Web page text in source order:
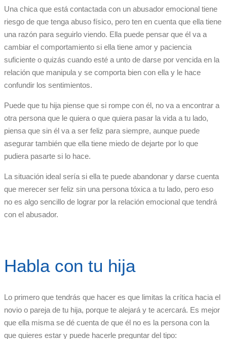
Una chica que está contactada con un abusador emocional tiene
riesgo de que tenga abuso físico, pero ten en cuenta que ella tiene
una razón para seguirlo viendo. Ella puede pensar que él va a
cambiar el comportamiento si ella tiene amor y paciencia
suficiente o quizás cuando esté a unto de darse por vencida en la
relación que manipula y se comporta bien con ella y le hace
confundir los sentimientos.
Puede que tu hija piense que si rompe con él, no va a encontrar a
otra persona que le quiera o que quiera pasar la vida a tu lado,
piensa que sin él va a ser feliz para siempre, aunque puede
asegurar también que ella tiene miedo de dejarte por lo que
pudiera pasarte si lo hace.
La situación ideal sería si ella te puede abandonar y darse cuenta
que merecer ser feliz sin una persona tóxica a tu lado, pero eso
no es algo sencillo de lograr por la relación emocional que tendrá
con el abusador.
Habla con tu hija
Lo primero que tendrás que hacer es que limitas la crítica hacia el
novio o pareja de tu hija, porque te alejará y te acercará. Es mejor
que ella misma se dé cuenta de que él no es la persona con la
que quieres estar y puede hacerle preguntar del tipo: